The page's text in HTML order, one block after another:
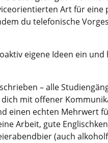
Art für eine
du telefonische
eigene Ideen ein
– alle
mit offener
einen echten Mehrwert
Arbeit, gute
(auch